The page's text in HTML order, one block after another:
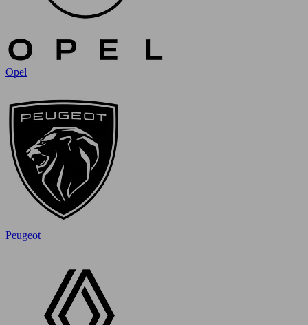
Opel
Peugeot